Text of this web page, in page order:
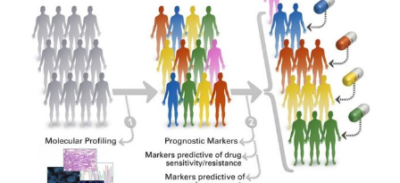
Ce que nous faisons
Événements
S’impliquer